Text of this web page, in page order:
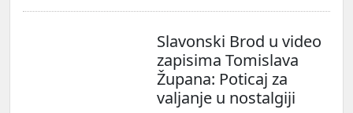
Slavonski Brod u video
zapisima Tomislava
Župana: Poticaj za
valjanje u nostalgiji